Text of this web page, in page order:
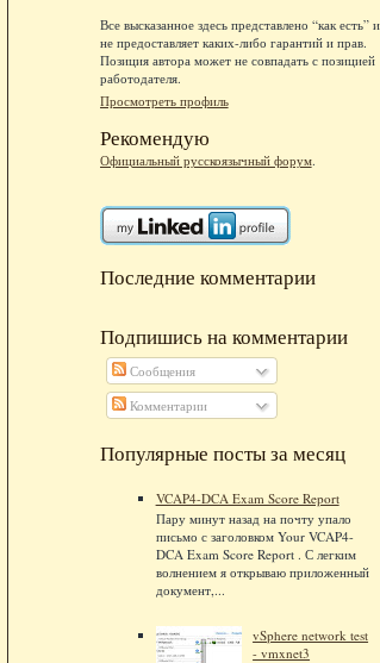
Все высказанное здесь представлено “как есть” и
не предоставляет каких-либо гарантий и прав.
Позиция автора может не совпадать с позицией
работодателя.
Просмотреть профиль
Рекомендую
Официальный русскоязычный форум.
Последние комментарии
Подпишись на комментарии
Сообщения
Комментарии
Популярные посты за месяц
VCAP4-DCA Exam Score Report
Пару минут назад на почту упало
письмо с заголовком Your VCAP4-
DCA Exam Score Report . С легким
волнением я открываю приложенный
документ,...
vSphere network test
- vmxnet3